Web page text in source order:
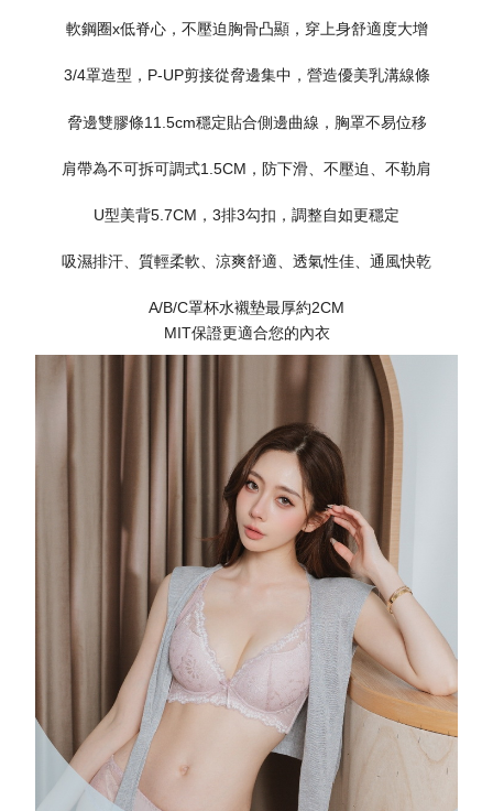
軟鋼圈x低脊心，不壓迫胸骨凸顯，穿上身舒適度大增
3/4罩造型，P-UP剪接從脅邊集中，營造優美乳溝線條
脅邊雙膠條11.5cm穩定貼合側邊曲線，胸罩不易位移
肩帶為不可拆可調式1.5CM，防下滑、不壓迫、不勒肩
U型美背5.7CM，3排3勾扣，調整自如更穩定
吸濕排汗、質輕柔軟、涼爽舒適、透氣性佳、通風快乾
A/B/C罩杯水襯墊最厚約2CM
MIT保證更適合您的內衣